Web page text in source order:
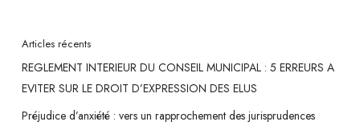
Articles récents
REGLEMENT INTERIEUR DU CONSEIL MUNICIPAL : 5 ERREURS A
EVITER SUR LE DROIT D’EXPRESSION DES ELUS
Préjudice d’anxiété : vers un rapprochement des jurisprudences